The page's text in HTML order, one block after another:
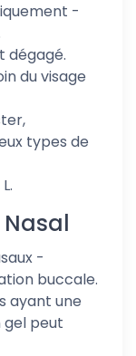
-
dégagé.
du visage
types de
-
buccale.
ayant une
gel peut